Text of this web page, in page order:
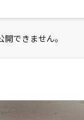
できません。